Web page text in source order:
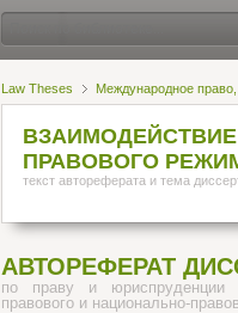
Law Theses Международное
ПРАВОВОГО
текст автореферата и тема
АВТОРЕФЕРАТ
по праву и юриспруденции
правового и национально-